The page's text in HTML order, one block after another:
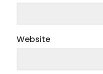
Website